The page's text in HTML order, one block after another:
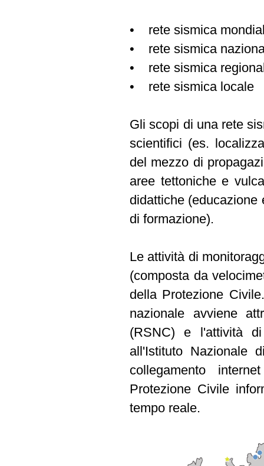
• rete sismica
• rete sismica
• rete sismica
• rete sismica locale
Gli scopi di una rete
scientifici (es.
del mezzo di
aree tettoniche e
didattiche
di formazione).
Le attività di
(composta da
della Protezione
nazionale avviene
(RSNC) e l'attività
all'Istituto Nazionale
collegamento
Protezione Civile
tempo reale.